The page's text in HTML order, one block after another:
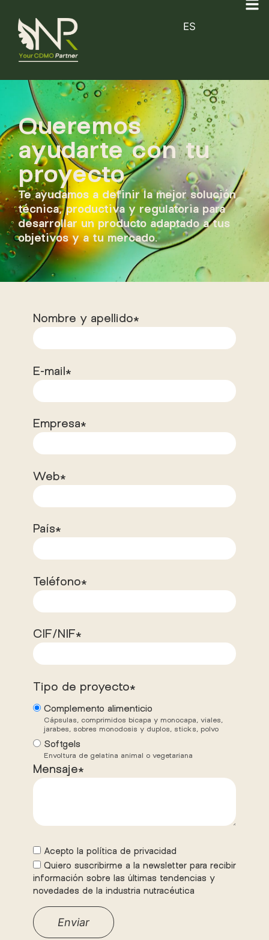
ES
Queremos
ayudarte con tu
proyecto
Te ayudamos a definir la mejor solución
técnica, productiva y regulatoria para
desarrollar un producto adaptado a tus
objetivos y a tu mercado.
Nombre y apellido*
E-mail*
Empresa*
Web*
País*
Teléfono*
CIF/NIF*
Tipo de proyecto*
Complemento alimenticio
Softgels
Mensaje*
Acepto la política de privacidad
Quiero suscribirme a la newsletter para recibir
información sobre las últimas tendencias y
novedades de la industria nutracéutica